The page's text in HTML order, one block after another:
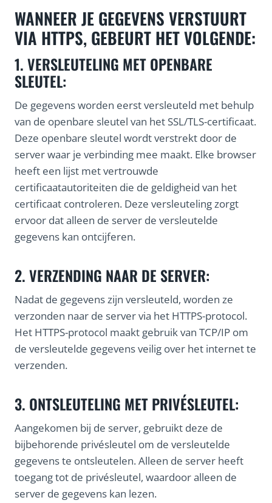
WANNEER JE GEGEVENS VERSTUURT
VIA HTTPS, GEBEURT HET VOLGENDE:
1. VERSLEUTELING MET OPENBARE
SLEUTEL:
De gegevens worden eerst versleuteld met behulp
van de openbare sleutel van het SSL/TLS-certificaat.
Deze openbare sleutel wordt verstrekt door de
server waar je verbinding mee maakt. Elke browser
heeft een lijst met vertrouwde
certificaatautoriteiten die de geldigheid van het
certificaat controleren. Deze versleuteling zorgt
ervoor dat alleen de server de versleutelde
gegevens kan ontcijferen.
2. VERZENDING NAAR DE SERVER:
Nadat de gegevens zijn versleuteld, worden ze
verzonden naar de server via het HTTPS-protocol.
Het HTTPS-protocol maakt gebruik van TCP/IP om
de versleutelde gegevens veilig over het internet te
verzenden.
3. ONTSLEUTELING MET PRIVÉSLEUTEL:
Aangekomen bij de server, gebruikt deze de
bijbehorende privésleutel om de versleutelde
gegevens te ontsleutelen. Alleen de server heeft
toegang tot de privésleutel, waardoor alleen de
server de gegevens kan lezen.